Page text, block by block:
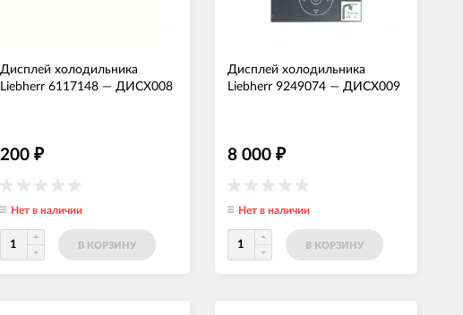
Дисплей холодильника
Liebherr 6117148 — ДИСХ008
200 ₽
Нет в наличии
В КОРЗИНУ
Дисплей холодильника
Liebherr 9249074 — ДИСХ009
8 000 ₽
Нет в наличии
В КОРЗИНУ